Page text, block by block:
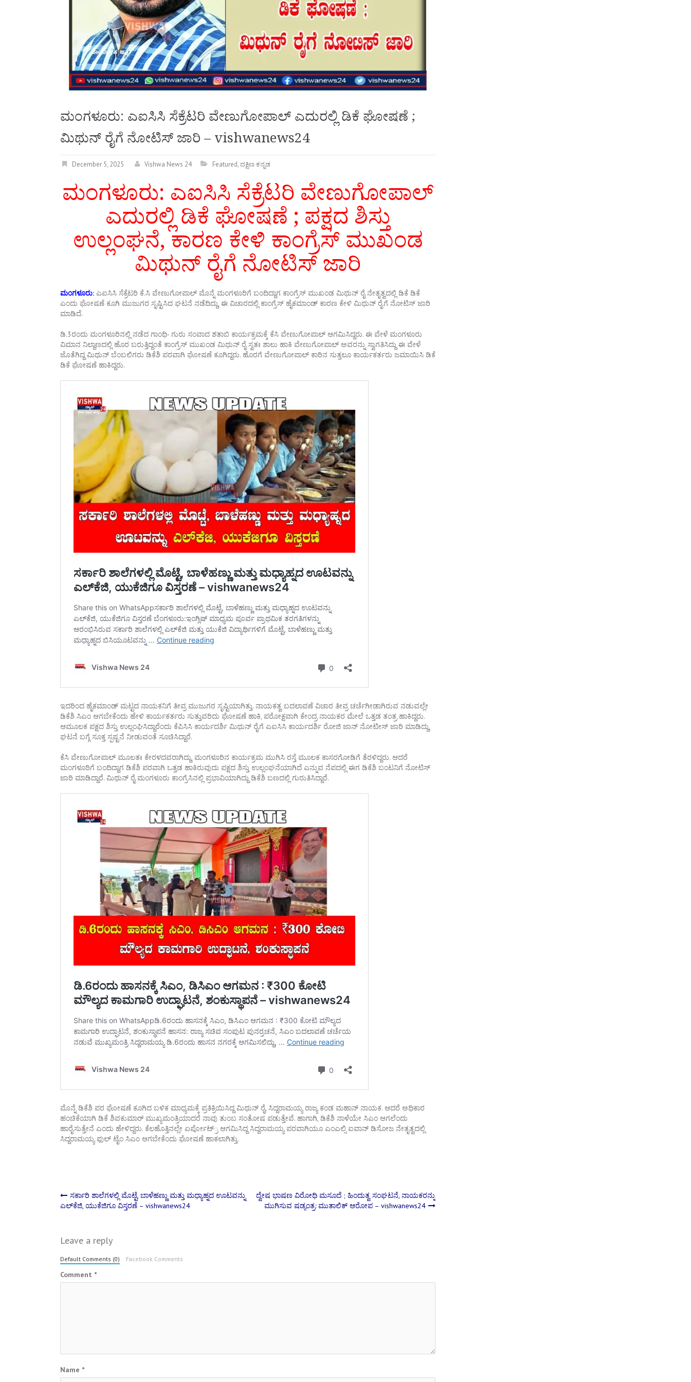
ಮಂಗಳೂರು: ಎಐಸಿಸಿ ಸೆಕ್ರೆಟರಿ ವೇಣುಗೋಪಾಲ್ ಎದುರಲ್ಲಿ ಡಿಕೆ ಘೋಷಣೆ ;
ಮಿಥುನ್ ರೈಗೆ ನೋಟಿಸ್‌ ಜಾರಿ – vishwanews24
December 5, 2025 Vishwa News 24 Featured,ದಕ್ಷಿಣ ಕನ್ನಡ
ಮಂಗಳೂರು: ಎಐಸಿಸಿ ಸೆಕ್ರೆಟರಿ ವೇಣುಗೋಪಾಲ್
ಎದುರಲ್ಲಿ ಡಿಕೆ ಘೋಷಣೆ ; ಪಕ್ಷದ ಶಿಸ್ತು
ಉಲ್ಲಂಘನೆ, ಕಾರಣ ಕೇಳಿ ಕಾಂಗ್ರೆಸ್ ಮುಖಂಡ
ಮಿಥುನ್ ರೈಗೆ ನೋಟಿಸ್‌ ಜಾರಿ
ಮಂಗಳೂರು: ಎಐಸಿಸಿ ಸೆಕ್ರೆಟರಿ ಕೆ.ಸಿ ವೇಣುಗೋಪಾಲ್ ಮೊನ್ನೆ ಮಂಗಳೂರಿಗೆ ಬಂದಿದ್ದಾಗ ಕಾಂಗ್ರೆಸ್ ಮುಖಂಡ ಮಿಥುನ್ ರೈ ನೇತೃತ್ವದಲ್ಲಿ ಡಿಕೆ ಡಿಕೆ
ಎಂದು ಘೋಷಣೆ ಕೂಗಿ ಮುಜುಗರ ಸೃಷ್ಟಿಸಿದ ಘಟನೆ ನಡೆದಿದ್ದು, ಈ ವಿಚಾರದಲ್ಲಿ ಕಾಂಗ್ರೆಸ್ ಹೈಕಮಾಂಡ್ ಕಾರಣ ಕೇಳಿ ಮಿಥುನ್ ರೈಗೆ ನೋಟಿಸ್‌ ಜಾರಿ
ಮಾಡಿದೆ.
ಡಿ.3ರಂದು ಮಂಗಳೂರಿನಲ್ಲಿ ನಡೆದ ಗಾಂಧಿ- ಗುರು ಸಂವಾದ ಶತಾಬಿ ಕಾರ್ಯಕ್ರಮಕ್ಕೆ ಕೆಸಿ ವೇಣುಗೋಪಾಲ್ ಆಗಮಿಸಿದ್ದರು. ಈ ವೇಳೆ ಮಂಗಳೂರು
ವಿಮಾನ ನಿಲ್ದಾಣದಲ್ಲಿ ಹೊರ ಬರುತ್ತಿದ್ದಂತೆ ಕಾಂಗ್ರೆಸ್ ಮುಖಂಡ ಮಿಥುನ್ ರೈ ಸ್ವತಃ ಶಾಲು ಹಾಕಿ ವೇಣುಗೋಪಾಲ್ ಅವರನ್ನು ಸ್ವಾಗತಿಸಿದ್ದು ಈ ವೇಳೆ
ಜೊತೆಗಿದ್ದ ಮಿಥುನ್ ಬೆಂಬಲಿಗರು ಡಿಕೆಶಿ ಪರವಾಗಿ ಘೋಷಣೆ ಕೂಗಿದ್ದರು. ಹೊರಗೆ ವೇಣುಗೋಪಾಲ್ ಕಾರಿನ ಸುತ್ತಲೂ ಕಾರ್ಯಕರ್ತರು ಜಮಾಯಿಸಿ ಡಿಕೆ
ಡಿಕೆ ಘೋಷಣೆ ಹಾಕಿದ್ದರು.
ಇದರಿಂದ ಹೈಕಮಾಂಡ್ ಮಟ್ಟದ ನಾಯಕನಿಗೆ ತೀವ್ರ ಮುಜುಗರ ಸೃಷ್ಟಿಯಾಗಿತ್ತು. ನಾಯಕತ್ವ ಬದಲಾವಣೆ ವಿಚಾರ ತೀವ್ರ ಚರ್ಚೆಗೀಡಾಗಿರುವ ನಡುವಲ್ಲೇ
ಡಿಕೆಶಿ ಸಿಎಂ ಆಗಬೇಕೆಂದು ಹೇಳಿ ಕಾರ್ಯಕರ್ತರು ಸುತ್ತುವರಿದು ಘೋಷಣೆ ಹಾಕಿ, ಪರೋಕ್ಷವಾಗಿ ಕೇಂದ್ರ ನಾಯಕರ ಮೇಲೆ ಒತ್ತಡ ತಂತ್ರ ಹಾಕಿದ್ದರು.
ಆಮೂಲಕ ಪಕ್ಷದ ಶಿಸ್ತು ಉಲ್ಲಂಘಿಸಿದ್ದಾರೆಂದು ಕೆಪಿಸಿಸಿ ಕಾರ್ಯದರ್ಶಿ ಮಿಥುನ್ ರೈಗೆ ಎಐಸಿಸಿ ಕಾರ್ಯದರ್ಶಿ ರೋಜಿ ಜಾನ್ ನೋಟೀಸ್ ಜಾರಿ ಮಾಡಿದ್ದು,
ಘಟನೆ ಬಗ್ಗೆ ಸೂಕ್ತ ಸ್ಪಷ್ಟನೆ ನೀಡುವಂತೆ ಸೂಚಿಸಿದ್ದಾರೆ.
ಕೆಸಿ ವೇಣುಗೋಪಾಲ್ ಮೂಲತಃ ಕೇರಳದವರಾಗಿದ್ದು, ಮಂಗಳೂರಿನ ಕಾರ್ಯಕ್ರಮ ಮುಗಿಸಿ ರಸ್ತೆ ಮೂಲಕ ಕಾಸರಗೋಡಿಗೆ ತೆರಳಿದ್ದರು. ಆದರೆ
ಮಂಗಳೂರಿಗೆ ಬಂದಿದ್ದಾಗ ಡಿಕೆಶಿ ಪರವಾಗಿ ಒತ್ತಡ ಹಾಕಿರುವುದು ಪಕ್ಷದ ಶಿಸ್ತು ಉಲ್ಲಂಘನೆಯಾಗಿದೆ ಎನ್ನುವ ನೆಪದಲ್ಲಿ ಈಗ ಡಿಕೆಶಿ ಬಂಟನಿಗೆ ನೋಟಿಸ್
ಜಾರಿ ಮಾಡಿದ್ದಾರೆ. ಮಿಥುನ್ ರೈ ಮಂಗಳೂರು ಕಾಂಗ್ರೆಸಿನಲ್ಲಿ ಪ್ರಭಾವಿಯಾಗಿದ್ದು ಡಿಕೆಶಿ ಬಣದಲ್ಲಿ ಗುರುತಿಸಿದ್ದಾರೆ.
ಮೊನ್ನೆ ಡಿಕೆಶಿ ಪರ ಘೋಷಣೆ ಕೂಗಿದ ಬಳಿಕ ಮಾಧ್ಯಮಕ್ಕೆ ಪ್ರತಿಕ್ರಿಯಿಸಿದ್ದ ಮಿಥುನ್ ರೈ, ಸಿದ್ದರಾಮಯ್ಯ ರಾಜ್ಯ ಕಂಡ ಮಹಾನ್ ನಾಯಕ. ಆದರೆ ಅಧಿಕಾರ
ಹಂಚಿಕೆಯಾಗಿ ಡಿಕೆ ಶಿವಕುಮಾರ್ ಮುಖ್ಯಮಂತ್ರಿಯಾದರೆ ನಾವು ತುಂಬ ಸಂತೋಷ ಪಡುತ್ತೇವೆ. ಹಾಗಾಗಿ, ಡಿಕೆಶಿ ನಾಳೆಯೇ ಸಿಎಂ ಆಗಲೆಂದು
ಹಾರೈಸುತ್ತೇನೆ ಎಂದು ಹೇಳಿದ್ದರು. ಕೆಲಹೊತ್ತಿನಲ್ಲೇ ಏರ್ಪೋಟ್್ರ ಆಗಮಿಸಿದ್ದ ಸಿದ್ದರಾಮಯ್ಯ ಪರವಾಗಿಯೂ ಎಂಎಲ್ಸಿ ಐವಾನ್ ಡಿಸೋಜ ನೇತೃತ್ವದಲ್ಲಿ
ಸಿದ್ದರಾಮಯ್ಯ ಫುಲ್ ಟೈಂ ಸಿಎಂ ಆಗಬೇಕೆಂದು ಘೋಷಣೆ ಹಾಕಲಾಗಿತ್ತು.
Post
ಸರ್ಕಾರಿ ಶಾಲೆಗಳಲ್ಲಿ ಮೊಟ್ಟೆ, ಬಾಳೆಹಣ್ಣು ಮತ್ತು ಮಧ್ಯಾಹ್ನದ ಊಟವನ್ನು
ಎಲ್‌ಕೆಜಿ, ಯುಕೆಜಿಗೂ ವಿಸ್ತರಣೆ – vishwanews24
ದ್ವೇಷ ಭಾಷಣ ವಿರೋಧಿ ಮಸೂದೆ ; ಹಿಂದುತ್ವ ಸಂಘಟನೆ, ನಾಯಕರನ್ನು
ಮುಗಿಸುವ ಷಡ್ಯಂತ್ರ: ಮುತಾಲಿಕ್ ಆರೋಪ – vishwanews24
Leave a reply
Default Comments (0) Facebook Comments
Comment *
Name *